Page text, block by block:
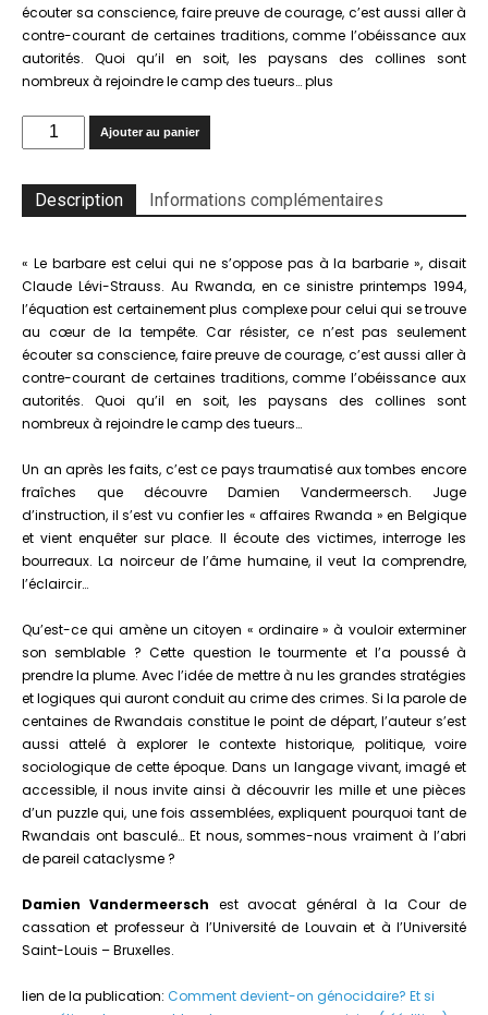
écouter sa conscience, faire preuve de courage, c’est aussi aller à
contre-courant de certaines traditions, comme l’obéissance aux
autorités. Quoi qu’il en soit, les paysans des collines sont
nombreux à rejoindre le camp des tueurs… plus
quantité
de
devient-
on
Et
si
nous
étions
tous
capables
de
massacrer
voisins
(réédition)
Ajouter au panier
Description Informations complémentaires
« Le barbare est celui qui ne s’oppose pas à la barbarie », disait
Claude Lévi-Strauss. Au Rwanda, en ce sinistre printemps 1994,
l’équation est certainement plus complexe pour celui qui se trouve
au cœur de la tempête. Car résister, ce n’est pas seulement
écouter sa conscience, faire preuve de courage, c’est aussi aller à
contre-courant de certaines traditions, comme l’obéissance aux
autorités. Quoi qu’il en soit, les paysans des collines sont
nombreux à rejoindre le camp des tueurs…
Un an après les faits, c’est ce pays traumatisé aux tombes encore
fraîches que découvre Damien Vandermeersch. Juge
d’instruction, il s’est vu confier les « affaires Rwanda » en Belgique
et vient enquêter sur place. Il écoute des victimes, interroge les
bourreaux. La noirceur de l’âme humaine, il veut la comprendre,
l’éclaircir…
Qu’est-ce qui amène un citoyen « ordinaire » à vouloir exterminer
son semblable ? Cette question le tourmente et l’a poussé à
prendre la plume. Avec l’idée de mettre à nu les grandes stratégies
et logiques qui auront conduit au crime des crimes. Si la parole de
centaines de Rwandais constitue le point de départ, l’auteur s’est
aussi attelé à explorer le contexte historique, politique, voire
sociologique de cette époque. Dans un langage vivant, imagé et
accessible, il nous invite ainsi à découvrir les mille et une pièces
d’un puzzle qui, une fois assemblées, expliquent pourquoi tant de
Rwandais ont basculé… Et nous, sommes-nous vraiment à l’abri
de pareil cataclysme ?
Damien Vandermeersch est avocat général à la Cour de
cassation et professeur à l’Université de Louvain et à l’Université
Saint-Louis – Bruxelles.
lien de la publication: Comment devient-on génocidaire? Et si